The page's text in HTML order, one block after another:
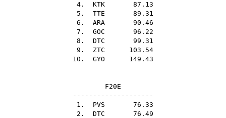
4. KTK 87.13
5. TTE 89.31
6. ARA 90.46
7. GOC 96.22
8. DTC 99.31
9. ZTC 103.54
10. GYO 149.43
F20E
--------------------
1. PVS 76.33
2. DTC 76.49